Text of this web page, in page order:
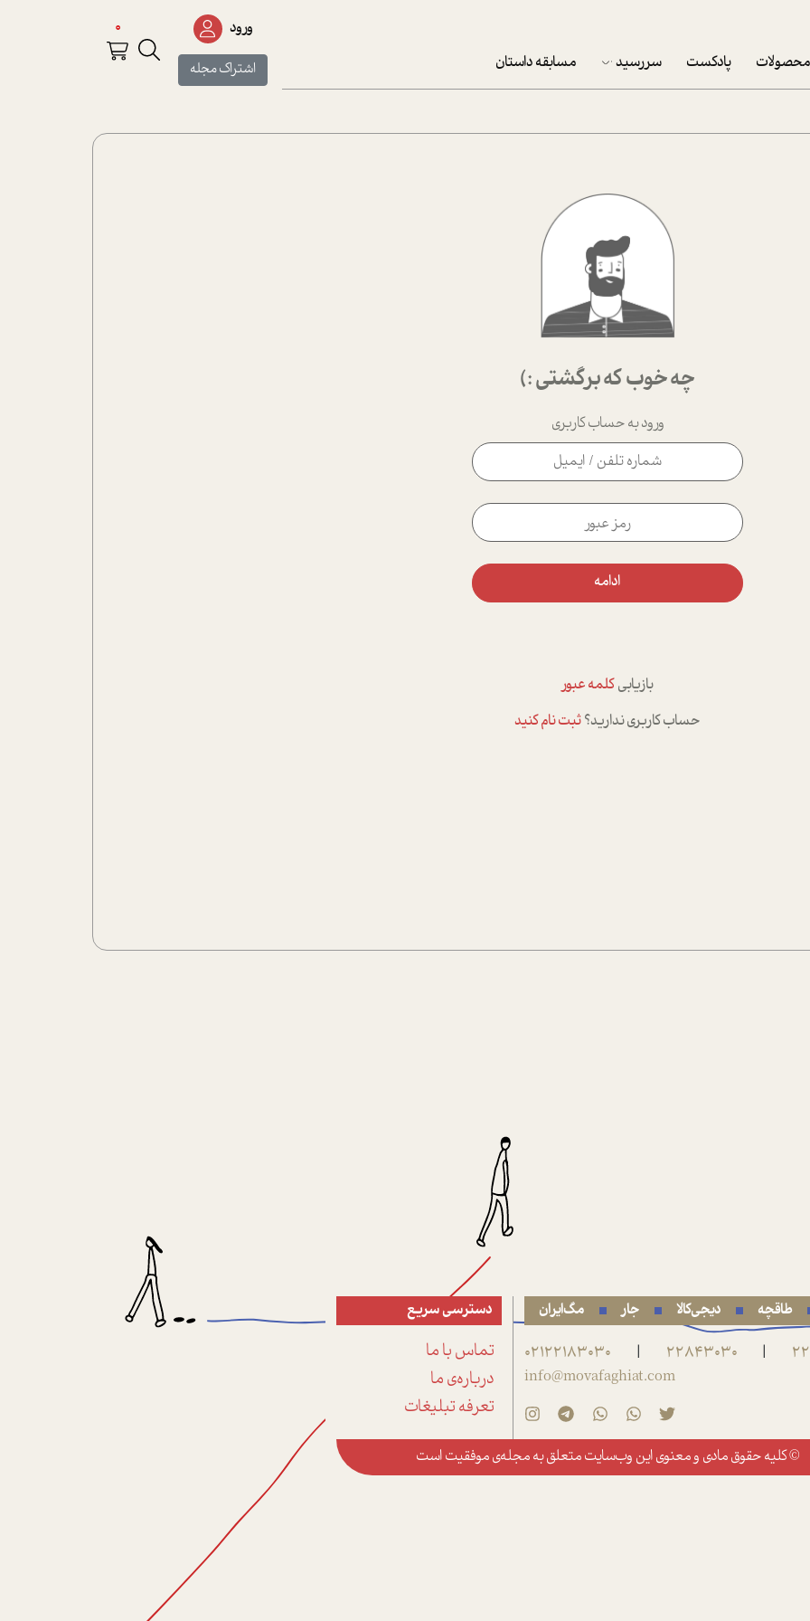
محصولات پادکست سررسید
پکيج نوروزي موفقيت
تقویم رومیزی
تقویم دیواری
مسابقه داستان
ورود
اشتراک مجله
0
چه خوب که برگشتی :)
ورود به حساب کاربری
ادامه
بازیابیکلمه عبور
حساب کاربری ندارید؟ثبت نام کنید
طاقچه دیجی‌کالا جار مگ‌ایران
|
22843030
|
02122183030
info@movafaghiat.com
دسترسی سریع
تماس با ما
درباره‌ی ما
تعرفه تبلیغات
© کلیه حقوق مادی و معنوی این وب‌سایت متعلق بهمجله‌ی موفقیتاست